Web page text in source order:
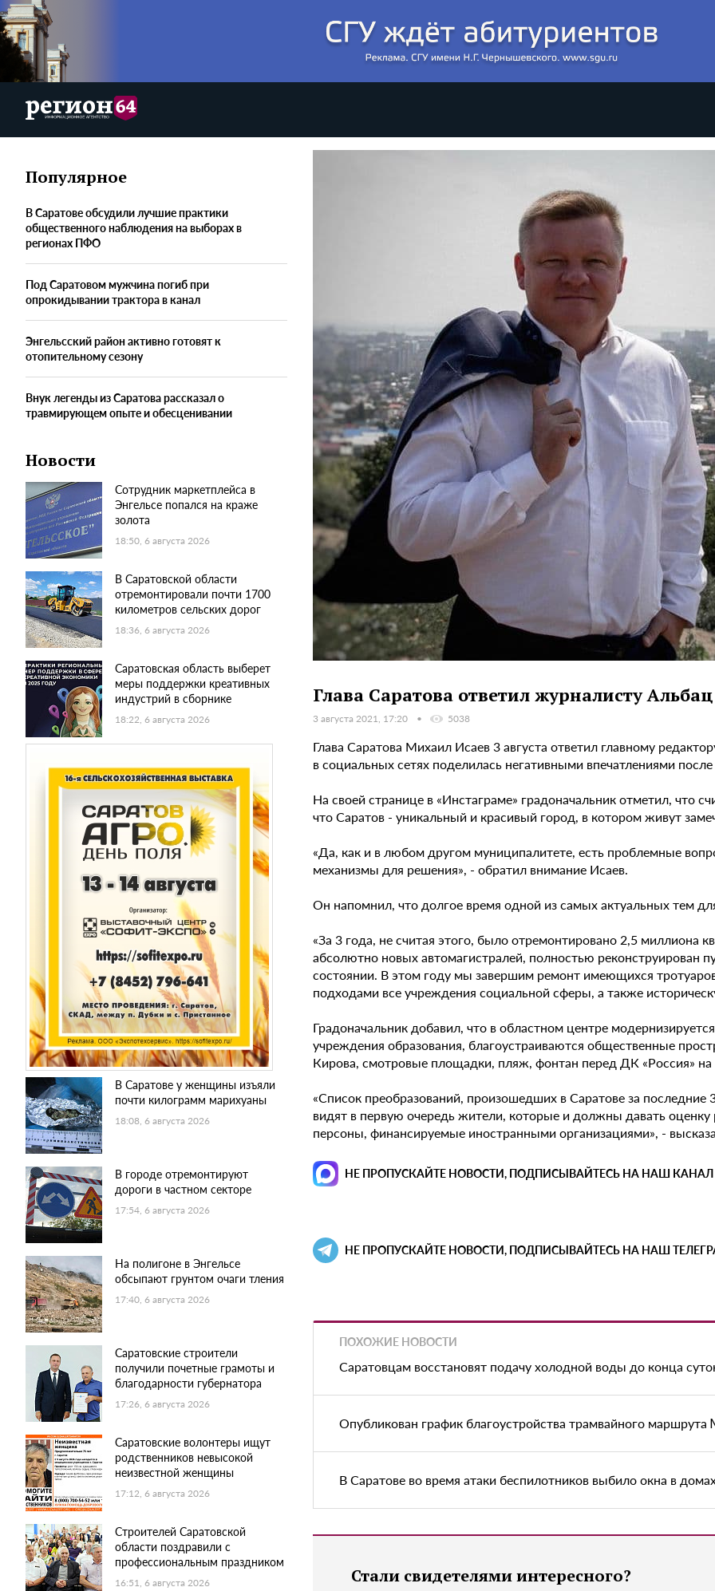
Популярное
В Саратове обсудили лучшие практики
общественного наблюдения на выборах в
регионах ПФО
Под Саратовом мужчина погиб при
опрокидывании трактора в канал
Энгельсский район активно готовят к
отопительному сезону
Внук легенды из Саратова рассказал о
травмирующем опыте и обесценивании
Новости
Сотрудник маркетплейса в
Энгельсе попался на краже
золота
18:50, 6 августа 2026
В Саратовской области
отремонтировали почти 1700
километров сельских дорог
18:36, 6 августа 2026
Саратовская область выберет
меры поддержки креативных
индустрий в сборнике
18:22, 6 августа 2026
В Саратове у женщины изъяли
почти килограмм марихуаны
18:08, 6 августа 2026
В городе отремонтируют
дороги в частном секторе
17:54, 6 августа 2026
На полигоне в Энгельсе
обсыпают грунтом очаги тления
17:40, 6 августа 2026
Саратовские строители
получили почетные грамоты и
благодарности губернатора
17:26, 6 августа 2026
Саратовские волонтеры ищут
родственников невысокой
неизвестной женщины
17:12, 6 августа 2026
Строителей Саратовской
области поздравили с
профессиональным праздником
16:51, 6 августа 2026
Глава Саратова ответил журналисту Альбац
3 августа 2021, 17:20 5038
Глава Саратова Михаил Исаев 3 августа ответил главному
в социальных сетях поделилась негативными впечатлениями
На своей странице в «Инстаграме» градоначальник отметил, что
что Саратов - уникальный и красивый город, в котором живут
«Да, как и в любом другом муниципалитете, есть проблемные
механизмы для решения», - обратил внимание Исаев.
Он напомнил, что долгое время одной из самых актуальных тем
«За 3 года, не считая этого, было отремонтировано 2,5 миллиона
абсолютно новых автомагистралей, полностью реконструирован
состоянии. В этом году мы завершим ремонт имеющихся
подходами все учреждения социальной сферы, а также
Градоначальник добавил, что в областном центре
учреждения образования, благоустраиваются общественные
Кирова, смотровые площадки, пляж, фонтан перед ДК «Россия»
«Список преобразований, произошедших в Саратове за
видят в первую очередь жители, которые и должны давать
персоны, финансируемые иностранными организациями», -
НЕ ПРОПУСКАЙТЕ НОВОСТИ, ПОДПИСЫВАЙТЕСЬ НА НАШ КАНАЛ
НЕ ПРОПУСКАЙТЕ НОВОСТИ, ПОДПИСЫВАЙТЕСЬ НА НАШ
ПОХОЖИЕ НОВОСТИ
Саратовцам восстановят подачу холодной воды до конца
Опубликован график благоустройства трамвайного
В Саратове во время атаки беспилотников выбило окна в
Стали свидетелями интересного?